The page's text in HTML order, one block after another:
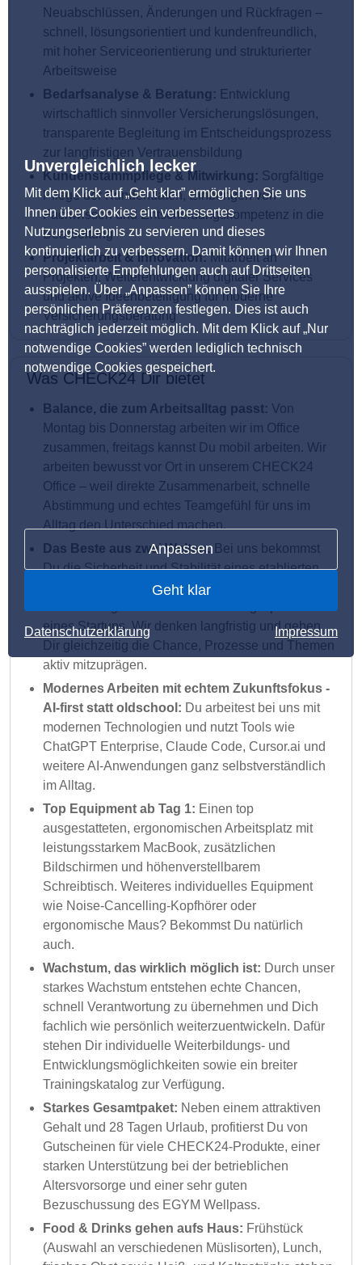
Unvergleichlich lecker
Mit dem Klick auf „Geht klar” ermöglichen Sie uns
Ihnen über Cookies ein verbessertes
Nutzungserlebnis zu servieren und dieses
kontinuierlich zu verbessern. Damit können wir Ihnen
personalisierte Empfehlungen auch auf Drittseiten
ausspielen. Über „Anpassen” können Sie Ihre
persönlichen Präferenzen festlegen. Dies ist auch
nachträglich jederzeit möglich. Mit dem Klick auf „Nur
notwendige Cookies” werden lediglich technisch
notwendige Cookies gespeichert.
Anpassen
Geht klar
Datenschutzerklärung Impressum
Neuabschlüssen, Änderungen und Rückfragen –
schnell, lösungsorientiert und kundenfreundlich,
mit hoher Serviceorientierung und strukturierter
Arbeitsweise
Bedarfsanalyse & Beratung: Entwicklung
wirtschaftlich sinnvoller Versicherungslösungen,
transparente Begleitung im Entscheidungsprozess
zur langfristigen Vertrauensbildung
Kundenstammpflege & Mitwirkung: Sorgfältige
Pflege der Kundendaten, Einbringen von
Fachwissen und Entscheidungskompetenz in die
Bearbeitung
Projektarbeit & Innovation:Mitarbeit an
Projekten, Weiterentwicklung digitaler Services
und aktive Ideenbeteiligung für moderne
Versicherungsberatung
Was CHECK24 Dir bietet
Balance, die zum Arbeitsalltag passt: Von
Montag bis Donnerstag arbeiten wir im Office
zusammen, freitags kannst Du mobil arbeiten. Wir
arbeiten bewusst vor Ort in unserem CHECK24
Office – weil direkte Zusammenarbeit, schnelle
Abstimmung und echtes Teamgefühl für uns im
Alltag den Unterschied machen.
Das Beste aus zwei Welten:Bei uns bekommst
Du die Sicherheit und Stabilität eines etablierten
Unternehmens – kombiniert mit dem Drive, der
eines Startups. Wir denken langfristig und geben
Dir gleichzeitig die Chance, Prozesse und Themen
aktiv mitzuprägen.
Modernes Arbeiten mit echtem Zukunftsfokus -
AI-first statt oldschool: Du arbeitest bei uns mit
modernen Technologien und nutzt Tools wie
ChatGPT Enterprise, Claude Code, Cursor.ai und
weitere AI-Anwendungen ganz selbstverständlich
im Alltag.
Top Equipment ab Tag 1: Einen top
ausgestatteten, ergonomischen Arbeitsplatz mit
leistungsstarkem MacBook, zusätzlichen
Bildschirmen und höhenverstellbarem
Schreibtisch. Weiteres individuelles Equipment
wie Noise-Cancelling-Kopfhörer oder
ergonomische Maus? Bekommst Du natürlich
auch.
Wachstum, das wirklich möglich ist: Durch unser
starkes Wachstum entstehen echte Chancen,
schnell Verantwortung zu übernehmen und Dich
fachlich wie persönlich weiterzuentwickeln. Dafür
stehen Dir individuelle Weiterbildungs- und
Entwicklungsmöglichkeiten sowie ein breiter
Trainingskatalog zur Verfügung.
Starkes Gesamtpaket: Neben einem attraktiven
Gehalt und 28 Tagen Urlaub, profitierst Du von
Gutscheinen für viele CHECK24-Produkte, einer
starken Unterstützung bei der betrieblichen
Altersvorsorge und einer sehr guten
Bezuschussung des EGYM Wellpass.
Food & Drinks gehen aufs Haus: Frühstück
(Auswahl an verschiedenen Müslisorten), Lunch,